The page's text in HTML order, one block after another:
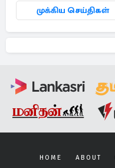
முக்கிய செய்திகள்
HOME ABOUT